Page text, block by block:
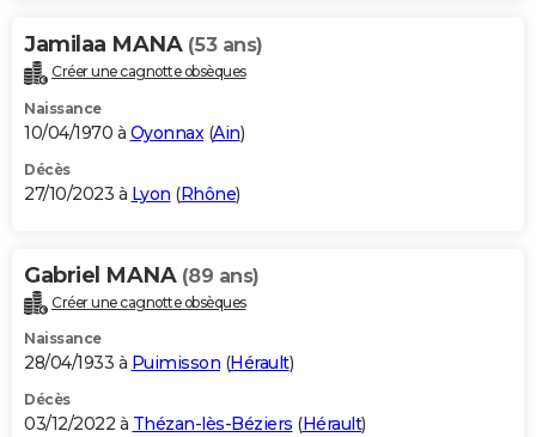
Jamilaa MANA (53 ans)
Créer une cagnotte obsèques
Naissance
10/04/1970 à Oyonnax (Ain)
Décès
27/10/2023 à Lyon (Rhône)
Gabriel MANA (89 ans)
Créer une cagnotte obsèques
Naissance
28/04/1933 à Puimisson (Hérault)
Décès
03/12/2022 à Thézan-lès-Béziers (Hérault)